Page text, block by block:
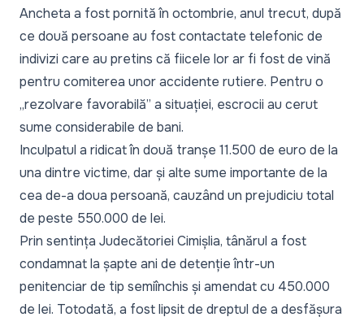
Ancheta a fost pornită în octombrie, anul trecut, după
ce două persoane au fost contactate telefonic de
indivizi care au pretins că fiicele lor ar fi fost de vină
pentru comiterea unor accidente rutiere. Pentru o
„rezolvare favorabilă” a situației, escrocii au cerut
sume considerabile de bani.
Inculpatul a ridicat în două tranșe 11.500 de euro de la
una dintre victime, dar și alte sume importante de la
cea de-a doua persoană, cauzând un prejudiciu total
de peste 550.000 de lei.
Prin sentința Judecătoriei Cimișlia, tânărul a fost
condamnat la șapte ani de detenție într-un
penitenciar de tip semiînchis și amendat cu 450.000
de lei. Totodată, a fost lipsit de dreptul de a desfășura